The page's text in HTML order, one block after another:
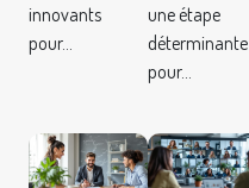
innovants
pour...
une étape
déterminante
pour...